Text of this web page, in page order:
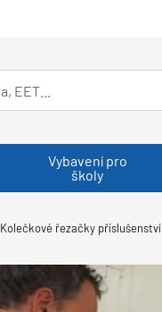
Vybavení pro
školy
Kolečkové řezačky příslušenství